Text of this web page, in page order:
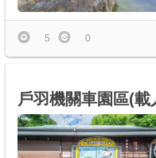
5 0
戶羽機關車園區(載